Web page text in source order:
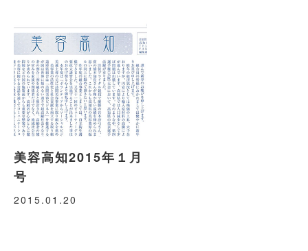
美容高知2015年１月
号
2015.01.20